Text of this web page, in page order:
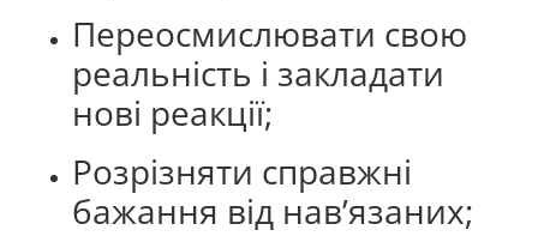
Переосмислювати свою
реальність і закладати
нові реакції;
Розрізняти справжні
бажання від нав’язаних;